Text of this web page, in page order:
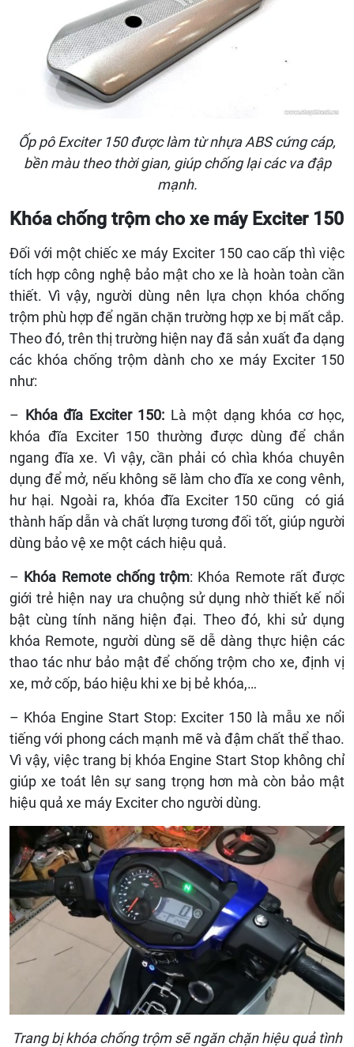
Ốp pô Exciter 150 được làm từ nhựa ABS cứng cáp,
bền màu theo thời gian, giúp chống lại các va đập
mạnh.
Khóa chống trộm cho xe máy Exciter 150
Đối với một chiếc xe máy Exciter 150 cao cấp thì việc
tích hợp công nghệ bảo mật cho xe là hoàn toàn cần
thiết. Vì vậy, người dùng nên lựa chọn khóa chống
trộm phù hợp để ngăn chặn trường hợp xe bị mất cắp.
Theo đó, trên thị trường hiện nay đã sản xuất đa dạng
các khóa chống trộm dành cho xe máy Exciter 150
như:
– Khóa đĩa Exciter 150: Là một dạng khóa cơ học,
khóa đĩa Exciter 150 thường được dùng để chắn
ngang đĩa xe. Vì vậy, cần phải có chìa khóa chuyên
dụng để mở, nếu không sẽ làm cho đĩa xe cong vênh,
hư hại. Ngoài ra, khóa đĩa Exciter 150 cũng có giá
thành hấp dẫn và chất lượng tương đối tốt, giúp người
dùng bảo vệ xe một cách hiệu quả.
– Khóa Remote chống trộm: Khóa Remote rất được
giới trẻ hiện nay ưa chuộng sử dụng nhờ thiết kế nổi
bật cùng tính năng hiện đại. Theo đó, khi sử dụng
khóa Remote, người dùng sẽ dễ dàng thực hiện các
thao tác như bảo mật để chống trộm cho xe, định vị
xe, mở cốp, báo hiệu khi xe bị bẻ khóa,…
– Khóa Engine Start Stop: Exciter 150 là mẫu xe nổi
tiếng với phong cách mạnh mẽ và đậm chất thể thao.
Vì vậy, việc trang bị khóa Engine Start Stop không chỉ
giúp xe toát lên sự sang trọng hơn mà còn bảo mật
hiệu quả xe máy Exciter cho người dùng.
Trang bị khóa chống trộm sẽ ngăn chặn hiệu quả tình